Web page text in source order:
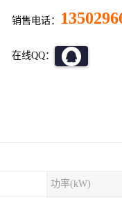
销售电话：
在线QQ：
功率(kW)